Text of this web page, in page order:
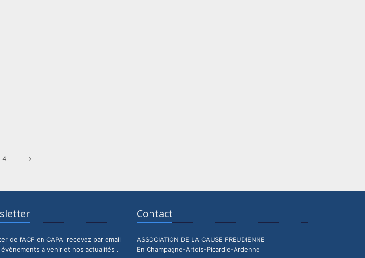
4 →
de l'ACF en CAPA, recevez par email
à venir et nos actualités .
Contact
ASSOCIATION DE LA CAUSE FREUDIENNE
En Champagne-Artois-Picardie-Ardenne